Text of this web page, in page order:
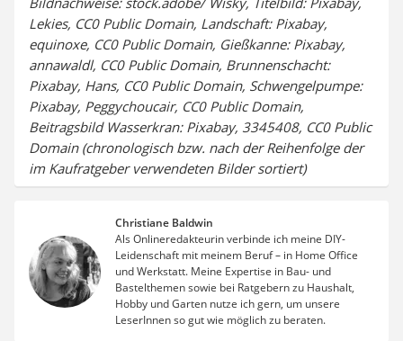
Lekies, CC0 Public Domain, Landschaft: Pixabay,
equinoxe, CC0 Public Domain, Gießkanne: Pixabay,
annawaldl, CC0 Public Domain, Brunnenschacht:
Pixabay, Hans, CC0 Public Domain, Schwengelpumpe:
Pixabay, Peggychoucair, CC0 Public Domain,
Beitragsbild Wasserkran: Pixabay, 3345408, CC0 Public
Domain (chronologisch bzw. nach der Reihenfolge der
im Kaufratgeber verwendeten Bilder sortiert)
Christiane Baldwin
Als Onlineredakteurin verbinde ich meine DIY-
Leidenschaft mit meinem Beruf – in Home Office
und Werkstatt. Meine Expertise in Bau- und
Bastelthemen sowie bei Ratgebern zu Haushalt,
Hobby und Garten nutze ich gern, um unsere
LeserInnen so gut wie möglich zu beraten.